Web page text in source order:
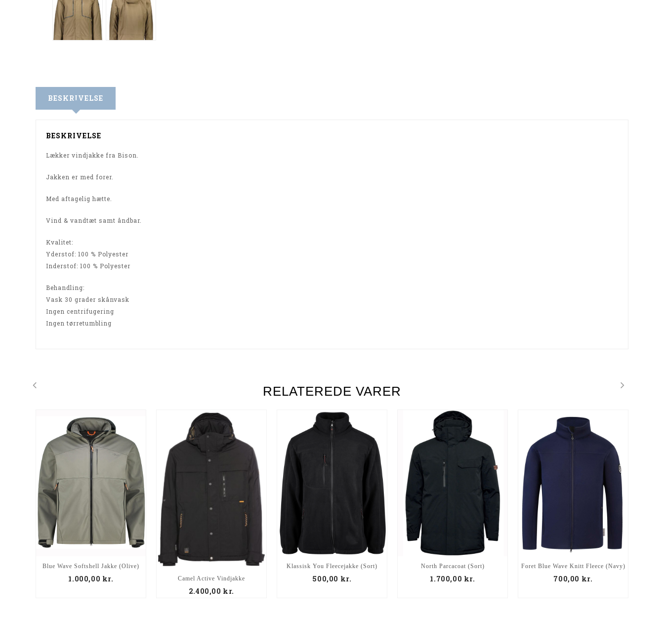
BESKRIVELSE
BESKRIVELSE
Lækker vindjakke fra Bison.
Jakken er med forer.
Med aftagelig hætte.
Vind & vandtæt samt åndbar.
Kvalitet:
Yderstof: 100 % Polyester
Inderstof: 100 % Polyester
Behandling:
Vask 30 grader skånvask
Ingen centrifugering
Ingen tørretumbling
RELATEREDE VARER
Blue Wave Softshell Jakke (Olive)
1.000,00 kr. Camel Active Vindjakke
2.400,00kr.
Klassisk You Fleecejakke (Sort)
500,00 kr.
North Parcacoat (Sort)
1.700,00 kr.
Foret Blue Wave Knitt Fleece (Navy)
700,00 kr.